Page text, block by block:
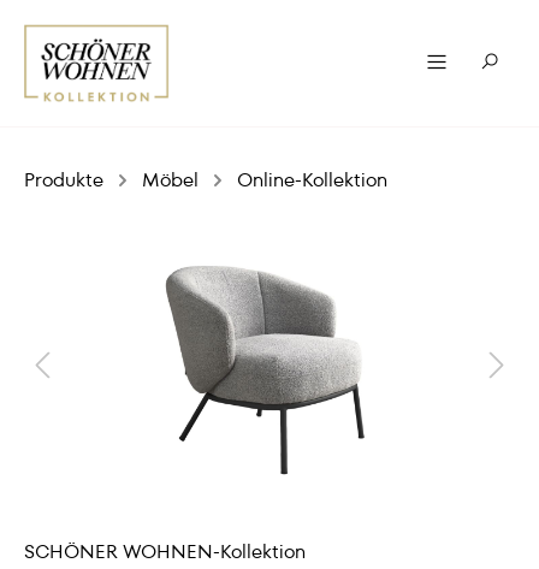
Produkte Möbel Online-Kollektion
SCHÖNER WOHNEN-Kollektion